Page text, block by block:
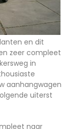
en dit
zeer compleet
in
aanhangwagen
uiterst
naar